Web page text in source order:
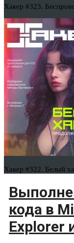
Хакер #323.
Хакер #322. Белый
кода в
Explorer